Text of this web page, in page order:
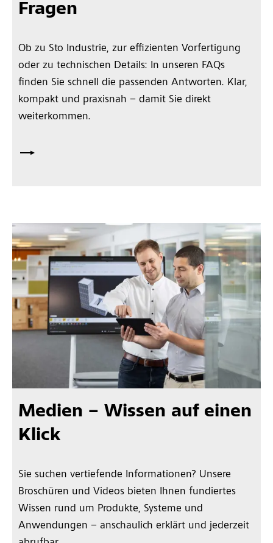
Fragen
Ob zu Sto Industrie, zur effizienten Vorfertigung
oder zu technischen Details: In unseren FAQs
finden Sie schnell die passenden Antworten. Klar,
kompakt und praxisnah – damit Sie direkt
weiterkommen.
Medien – Wissen auf einen
Klick
Sie suchen vertiefende Informationen? Unsere
Broschüren und Videos bieten Ihnen fundiertes
Wissen rund um Produkte, Systeme und
Anwendungen – anschaulich erklärt und jederzeit